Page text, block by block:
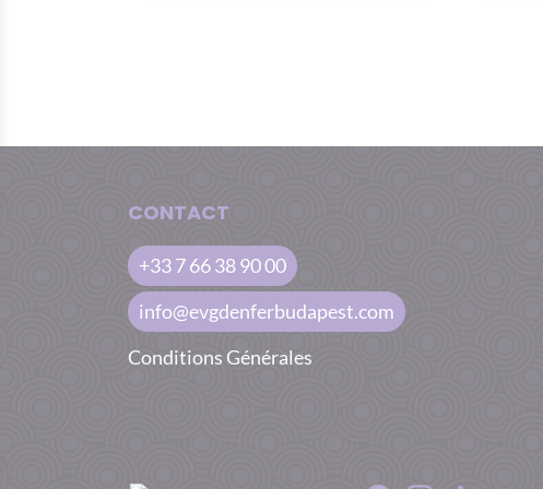
CONTACT
+33 7 66 38 90 00
info@evgdenferbudapest.com
Conditions Générales